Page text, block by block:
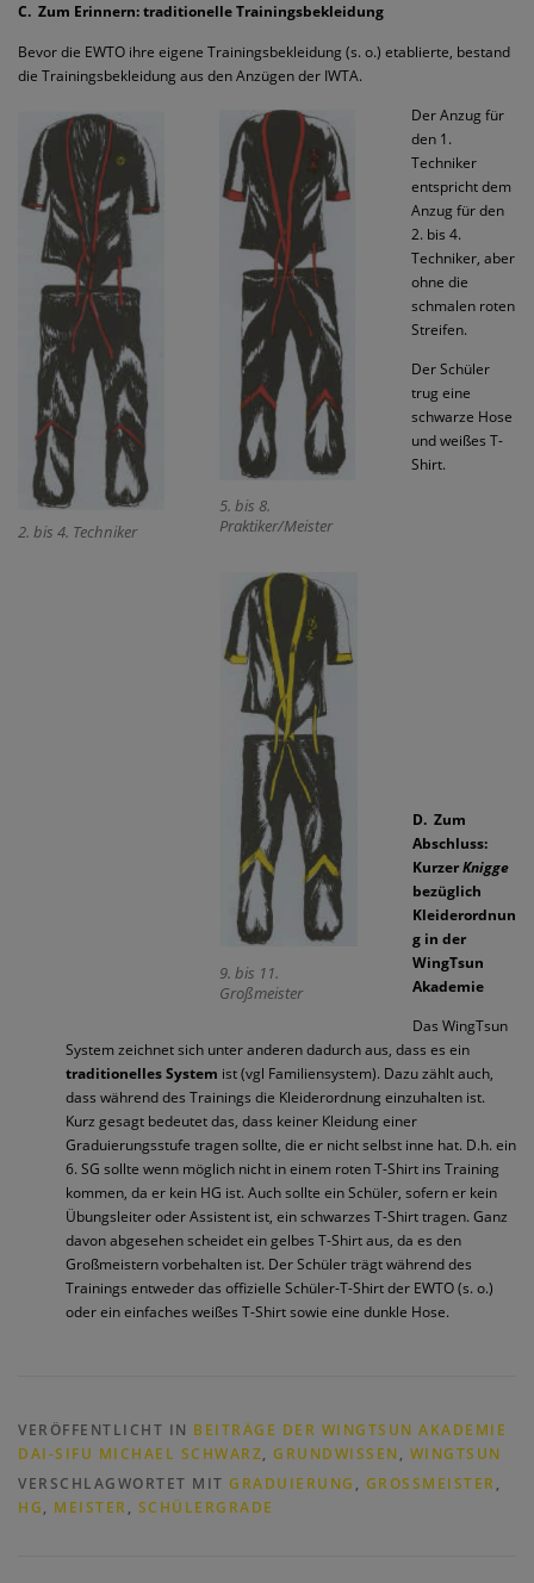
C. Zum Erinnern: traditionelle Trainingsbekleidung
Bevor die EWTO ihre eigene Trainingsbekleidung (s. o.) etablierte, bestand
die Trainingsbekleidung aus den Anzügen der IWTA.
2. bis 4. Techniker
5. bis 8.
Praktiker/Meister
9. bis 11.
Großmeister
Der Anzug für
den 1.
Techniker
entspricht dem
Anzug für den
2. bis 4.
Techniker, aber
ohne die
schmalen roten
Streifen.
Der Schüler
trug eine
schwarze Hose
und weißes T-
Shirt.
D. Zum
Abschluss:
KurzerKnigge
bezüglich
Kleiderordnun
g in der
WingTsun
Akademie
Das WingTsun
System zeichnet sich unter anderen dadurch aus, dass es ein
traditionelles System ist (vgl Familiensystem). Dazu zählt auch,
dass während des Trainings die Kleiderordnung einzuhalten ist.
Kurz gesagt bedeutet das, dass keiner Kleidung einer
Graduierungsstufe tragen sollte, die er nicht selbst inne hat. D.h. ein
6. SG sollte wenn möglich nicht in einem roten T-Shirt ins Training
kommen, da er kein HG ist. Auch sollte ein Schüler, sofern er kein
Übungsleiter oder Assistent ist, ein schwarzes T-Shirt tragen. Ganz
davon abgesehen scheidet ein gelbes T-Shirt aus, da es den
Großmeistern vorbehalten ist. Der Schüler trägt während des
Trainings entweder das offizielle Schüler-T-Shirt der EWTO (s. o.)
oder ein einfaches weißes T-Shirt sowie eine dunkle Hose.
VERÖFFENTLICHT IN BEITRÄGE DER WINGTSUN AKADEMIE
DAI-SIFU MICHAEL SCHWARZ, GRUNDWISSEN, WINGTSUN
VERSCHLAGWORTET MIT GRADUIERUNG , GROSSMEISTER
,
HG, MEISTER, SCHÜLERGRADE